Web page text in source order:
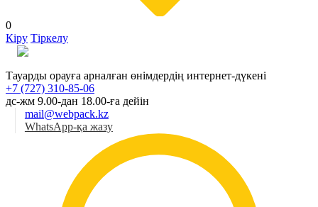
0
Кіру Тіркелу
Тауарды орауға арналған өнімдердің интернет-дүкені
+7 (727) 310-85-06
дс-жм 9.00-дан 18.00-ға дейін
mail@webpack.kz
WhatsApp-қа жазу